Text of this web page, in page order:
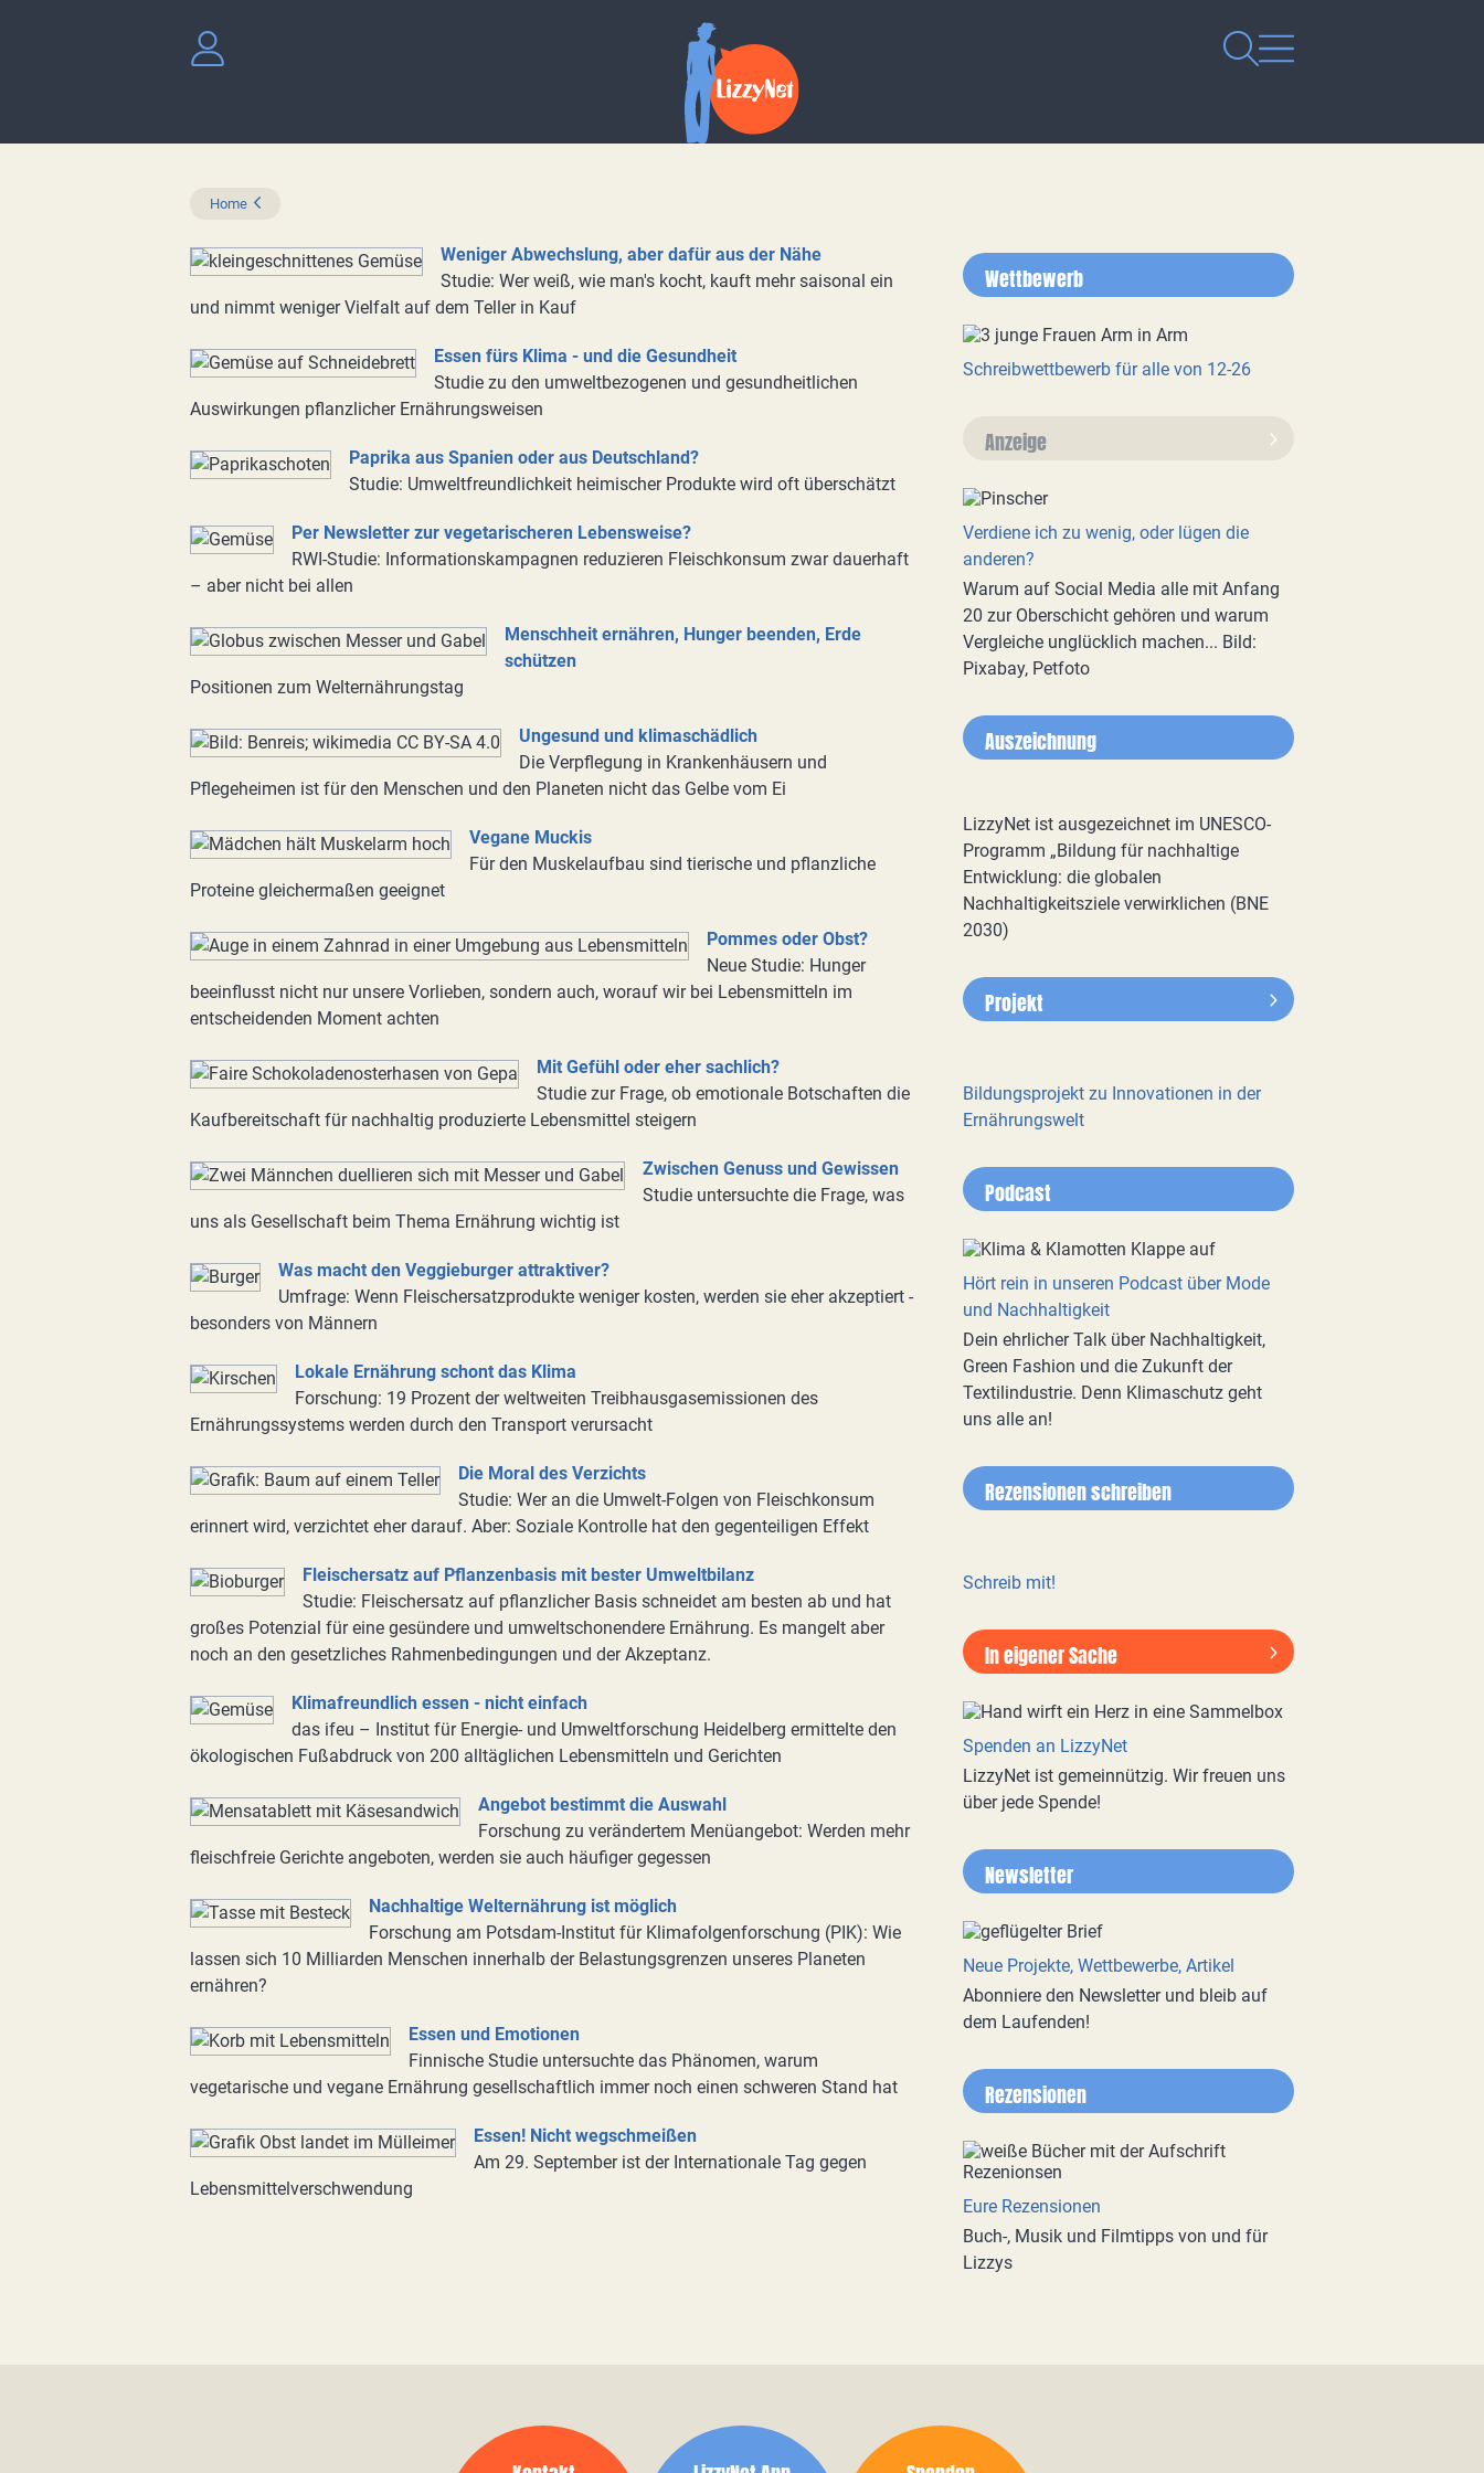
Home
Weniger Abwechslung, aber dafür aus der Nähe
Studie: Wer weiß, wie man's kocht, kauft mehr saisonal ein
und nimmt weniger Vielfalt auf dem Teller in Kauf
Essen fürs Klima - und die Gesundheit
Studie zu den umweltbezogenen und gesundheitlichen
Auswirkungen pflanzlicher Ernährungsweisen
Paprika aus Spanien oder aus Deutschland?
Studie: Umweltfreundlichkeit heimischer Produkte wird oft überschätzt
Per Newsletter zur vegetarischeren Lebensweise?
RWI-Studie: Informationskampagnen reduzieren Fleischkonsum zwar dauerhaft
– aber nicht bei allen
Menschheit ernähren, Hunger beenden, Erde
schützen
Positionen zum Welternährungstag
Ungesund und klimaschädlich
Die Verpflegung in Krankenhäusern und
Pflegeheimen ist für den Menschen und den Planeten nicht das Gelbe vom Ei
Vegane Muckis
Für den Muskelaufbau sind tierische und pflanzliche
Proteine gleichermaßen geeignet
Pommes oder Obst?
Neue Studie: Hunger
beeinflusst nicht nur unsere Vorlieben, sondern auch, worauf wir bei Lebensmitteln im
entscheidenden Moment achten
Mit Gefühl oder eher sachlich?
Studie zur Frage, ob emotionale Botschaften die
Kaufbereitschaft für nachhaltig produzierte Lebensmittel steigern
Zwischen Genuss und Gewissen
Studie untersuchte die Frage, was
uns als Gesellschaft beim Thema Ernährung wichtig ist
Was macht den Veggieburger attraktiver?
Umfrage: Wenn Fleischersatzprodukte weniger kosten, werden sie eher akzeptiert -
besonders von Männern
Lokale Ernährung schont das Klima
Forschung: 19 Prozent der weltweiten Treibhausgasemissionen des
Ernährungssystems werden durch den Transport verursacht
Die Moral des Verzichts
Studie: Wer an die Umwelt-Folgen von Fleischkonsum
erinnert wird, verzichtet eher darauf. Aber: Soziale Kontrolle hat den gegenteiligen Effekt
Fleischersatz auf Pflanzenbasis mit bester Umweltbilanz
Studie: Fleischersatz auf pflanzlicher Basis schneidet am besten ab und hat
großes Potenzial für eine gesündere und umweltschonendere Ernährung. Es mangelt aber
noch an den gesetzliches Rahmenbedingungen und der Akzeptanz.
Klimafreundlich essen - nicht einfach
das ifeu – Institut für Energie- und Umweltforschung Heidelberg ermittelte den
ökologischen Fußabdruck von 200 alltäglichen Lebensmitteln und Gerichten
Angebot bestimmt die Auswahl
Forschung zu verändertem Menüangebot: Werden mehr
fleischfreie Gerichte angeboten, werden sie auch häufiger gegessen
Nachhaltige Welternährung ist möglich
Forschung am Potsdam-Institut für Klimafolgenforschung (PIK): Wie
lassen sich 10 Milliarden Menschen innerhalb der Belastungsgrenzen unseres Planeten
ernähren?
Essen und Emotionen
Finnische Studie untersuchte das Phänomen, warum
vegetarische und vegane Ernährung gesellschaftlich immer noch einen schweren Stand hat
Essen! Nicht wegschmeißen
Am 29. September ist der Internationale Tag gegen
Lebensmittelverschwendung
Wettbewerb
Schreibwettbewerb für alle von 12-26
Anzeige
Verdiene ich zu wenig, oder lügen die
anderen?
Warum auf Social Media alle mit Anfang
20 zur Oberschicht gehören und warum
Vergleiche unglücklich machen... Bild:
Pixabay, Petfoto
Auszeichnung
LizzyNet ist ausgezeichnet im UNESCO-
Programm „Bildung für nachhaltige
Entwicklung: die globalen
Nachhaltigkeitsziele verwirklichen (BNE
2030)
Projekt
Bildungsprojekt zu Innovationen in der
Ernährungswelt
Podcast
Hört rein in unseren Podcast über Mode
und Nachhaltigkeit
Dein ehrlicher Talk über Nachhaltigkeit,
Green Fashion und die Zukunft der
Textilindustrie. Denn Klimaschutz geht
uns alle an!
Rezensionen schreiben
Schreib mit!
In eigener Sache
Spenden an LizzyNet
LizzyNet ist gemeinnützig. Wir freuen uns
über jede Spende!
Newsletter
Neue Projekte, Wettbewerbe, Artikel
Abonniere den Newsletter und bleib auf
dem Laufenden!
Rezensionen
Eure Rezensionen
Buch-, Musik und Filmtipps von und für
Lizzys